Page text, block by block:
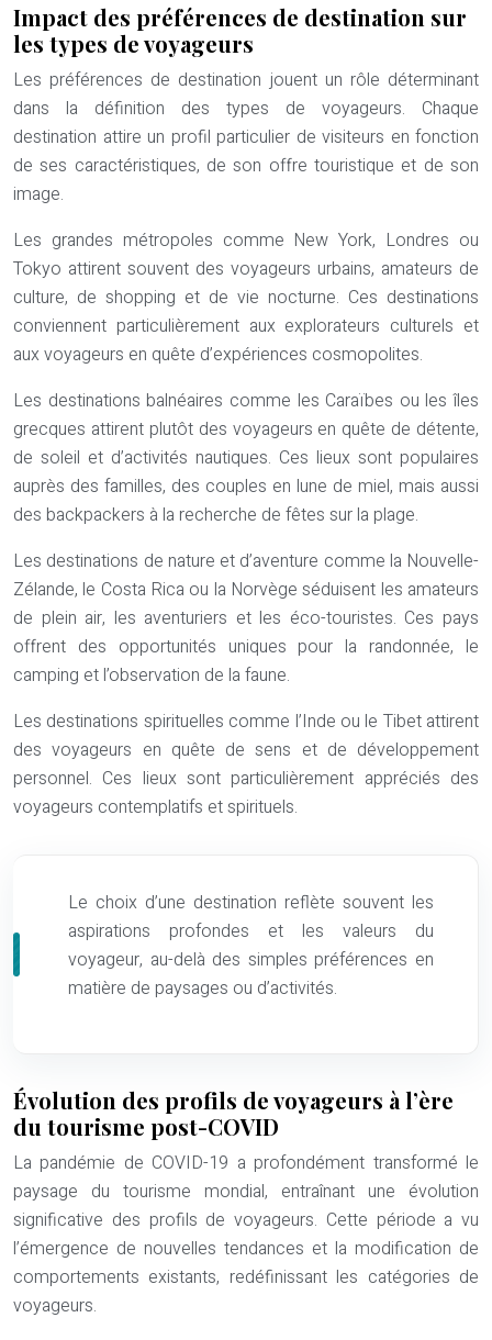
Impact des préférences de destination sur
les types de voyageurs
Les préférences de destination jouent un rôle déterminant
dans la définition des types de voyageurs. Chaque
destination attire un profil particulier de visiteurs en fonction
de ses caractéristiques, de son offre touristique et de son
image.
Les grandes métropoles comme New York, Londres ou
Tokyo attirent souvent des voyageurs urbains, amateurs de
culture, de shopping et de vie nocturne. Ces destinations
conviennent particulièrement aux explorateurs culturels et
aux voyageurs en quête d’expériences cosmopolites.
Les destinations balnéaires comme les Caraïbes ou les îles
grecques attirent plutôt des voyageurs en quête de détente,
de soleil et d’activités nautiques. Ces lieux sont populaires
auprès des familles, des couples en lune de miel, mais aussi
des backpackers à la recherche de fêtes sur la plage.
Les destinations de nature et d’aventure comme la Nouvelle-
Zélande, le Costa Rica ou la Norvège séduisent les amateurs
de plein air, les aventuriers et les éco-touristes. Ces pays
offrent des opportunités uniques pour la randonnée, le
camping et l’observation de la faune.
Les destinations spirituelles comme l’Inde ou le Tibet attirent
des voyageurs en quête de sens et de développement
personnel. Ces lieux sont particulièrement appréciés des
voyageurs contemplatifs et spirituels.
Le choix d’une destination reflète souvent les
aspirations profondes et les valeurs du
voyageur, au-delà des simples préférences en
matière de paysages ou d’activités.
Évolution des profils de voyageurs à l’ère
du tourisme post-COVID
La pandémie de COVID-19 a profondément transformé le
paysage du tourisme mondial, entraînant une évolution
significative des profils de voyageurs. Cette période a vu
l’émergence de nouvelles tendances et la modification de
comportements existants, redéfinissant les catégories de
voyageurs.